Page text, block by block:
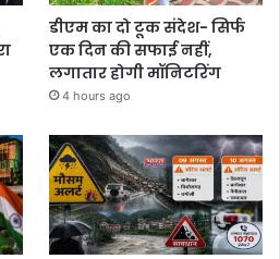
डीएम का दो टूक संदेश- सिर्फ
एक दिन की सफाई नहीं,
लगातार होगी मॉनिटरिंग
4 hours ago